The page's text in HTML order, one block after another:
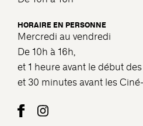
HORAIRE EN PERSONNE
Mercredi au vendredi
De 10h à 16h,
et 1 heure avant le début
et 30 minutes avant les